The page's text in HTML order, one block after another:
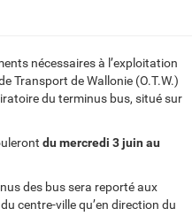
nécessaires à l’exploitation
Transport de Wallonie (O.T.W.)
du terminus bus, situé sur
du mercredi 3 juin au
des bus sera reporté aux
centre-ville qu’en direction du